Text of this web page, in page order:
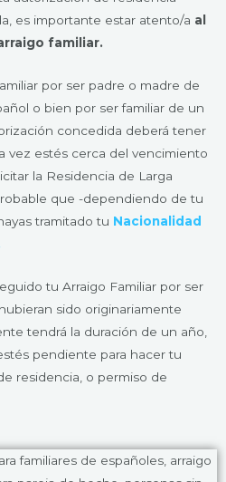
es importante estar atento/a al
familiar.
por ser padre o madre de
o bien por ser familiar de un
concedida deberá tener
vez estés cerca del vencimiento
la Residencia de Larga
que -dependiendo de tu
tramitado tu Nacionalidad
tu Arraigo Familiar por ser
sido originariamente
tendrá la duración de un año,
pendiente para hacer tu
residencia, o permiso de